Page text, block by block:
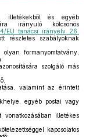
illetékekből és egyéb
irányuló kölcsönös
EU tanácsi irányelv 26.
részletes szabályoknak
olyan formanyomtatvány,
szolgáló más
valamint az érintett
egyéb postai vagy
illetékes
kapcsolatos